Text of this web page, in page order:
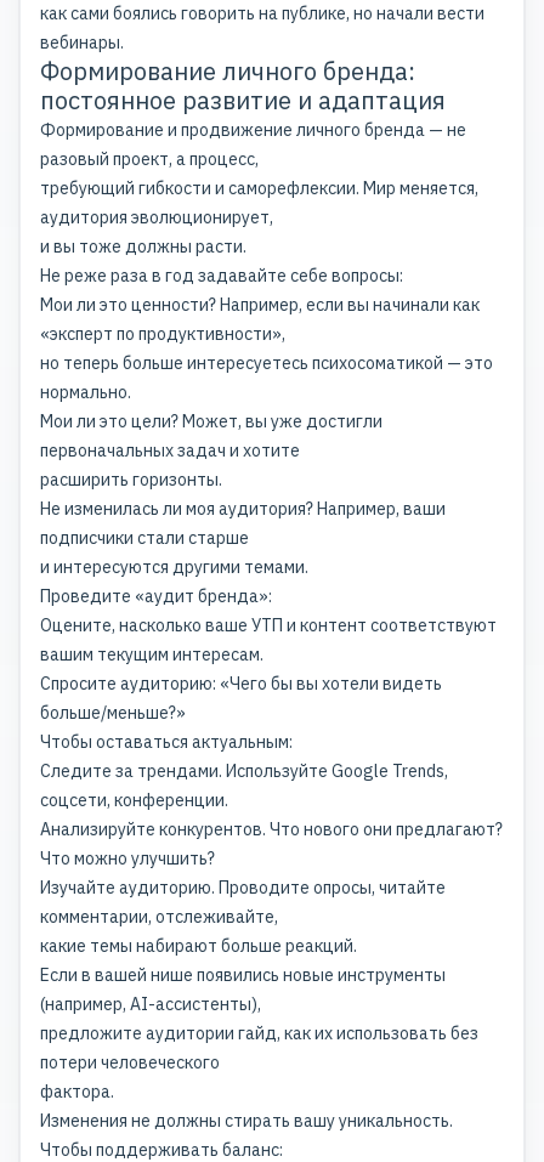
как сами боялись говорить на публике, но начали вести
вебинары.
Формирование личного бренда:
постоянное развитие и адаптация
Формирование и продвижение личного бренда — не
разовый проект, а процесс,
требующий гибкости и саморефлексии. Мир меняется,
аудитория эволюционирует,
и вы тоже должны расти.
Не реже раза в год задавайте себе вопросы:
Мои ли это ценности? Например, если вы начинали как
«эксперт по продуктивности»,
но теперь больше интересуетесь психосоматикой — это
нормально.
Мои ли это цели? Может, вы уже достигли
первоначальных задач и хотите
расширить горизонты.
Не изменилась ли моя аудитория? Например, ваши
подписчики стали старше
и интересуются другими темами.
Проведите «аудит бренда»:
Оцените, насколько ваше УТП и контент соответствуют
вашим текущим интересам.
Спросите аудиторию: «Чего бы вы хотели видеть
больше/меньше?»
Чтобы оставаться актуальным:
Следите за трендами. Используйте Google Trends,
соцсети, конференции.
Анализируйте конкурентов. Что нового они предлагают?
Что можно улучшить?
Изучайте аудиторию. Проводите опросы, читайте
комментарии, отслеживайте,
какие темы набирают больше реакций.
Если в вашей нише появились новые инструменты
(например, AI-ассистенты),
предложите аудитории гайд, как их использовать без
потери человеческого
фактора.
Изменения не должны стирать вашу уникальность.
Чтобы поддерживать баланс: